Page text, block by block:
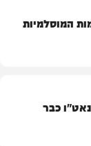
המוסלמיות
כבר